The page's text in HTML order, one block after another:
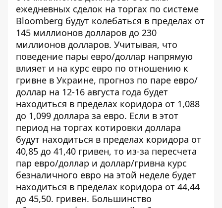
ежедневных сделок на торгах по системе
Bloomberg будут колебаться в пределах от
145 миллионов долларов до 230
миллионов долларов. Учитывая, что
поведение пары евро/доллар напрямую
влияет и на курс евро по отношению к
гривне в Украине, прогноз по паре евро/
доллар на 12-16 августа года будет
находиться в пределах коридора от 1,088
до 1,099 доллара за евро. Если в этот
период на торгах котировки доллара
будут находиться в пределах коридора от
40,85 до 41,40 гривен, то из-за пересчета
пар евро/доллар и доллар/гривна курс
безналичного евро на этой неделе будет
находиться в пределах коридора от 44,44
до 45,50. гривен. Большинство